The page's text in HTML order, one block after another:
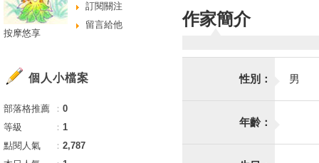
作家簡介
性別： 男
年齡：
訂閱關注
留言給他
按摩悠享
個人小檔案
部落格推薦 ： 0
等級
： 1
點閱人氣
： 2,787